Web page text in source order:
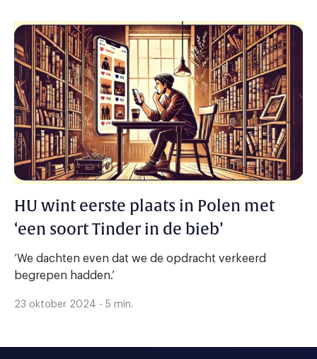
HU wint eerste plaats in Polen met
‘een soort Tinder in de bieb’
‘We dachten even dat we de opdracht verkeerd
begrepen hadden.’
23 oktober 2024 - 5 min.